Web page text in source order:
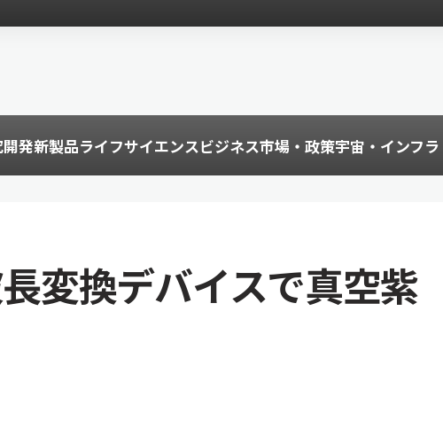
発新製品ライフサイエンスビジネス市場・政策宇宙・インフラ
変換デバイスで真空紫